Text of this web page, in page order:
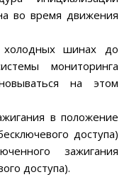
во время движения
холодных шинах до
мониторинга
на этом
в положение
доступа)
зажигания
доступа).